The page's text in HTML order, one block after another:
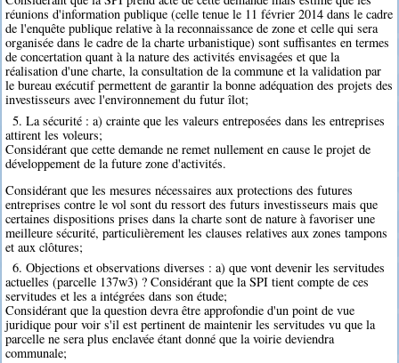
réunions d'information publique (celle tenue le 11 février 2014 dans le cadre
de l'enquête publique relative à la reconnaissance de zone et celle qui sera
organisée dans le cadre de la charte urbanistique) sont suffisantes en termes
de concertation quant à la nature des activités envisagées et que la
réalisation d'une charte, la consultation de la commune et la validation par
le bureau exécutif permettent de garantir la bonne adéquation des projets des
investisseurs avec l'environnement du futur îlot;
5. La sécurité : a) crainte que les valeurs entreposées dans les entreprises
attirent les voleurs;
Considérant que cette demande ne remet nullement en cause le projet de
développement de la future zone d'activités.
Considérant que les mesures nécessaires aux protections des futures
entreprises contre le vol sont du ressort des futurs investisseurs mais que
certaines dispositions prises dans la charte sont de nature à favoriser une
meilleure sécurité, particulièrement les clauses relatives aux zones tampons
et aux clôtures;
6. Objections et observations diverses : a) que vont devenir les servitudes
actuelles (parcelle 137w3) ? Considérant que la SPI tient compte de ces
servitudes et les a intégrées dans son étude;
Considérant que la question devra être approfondie d'un point de vue
juridique pour voir s'il est pertinent de maintenir les servitudes vu que la
parcelle ne sera plus enclavée étant donné que la voirie deviendra
communale;